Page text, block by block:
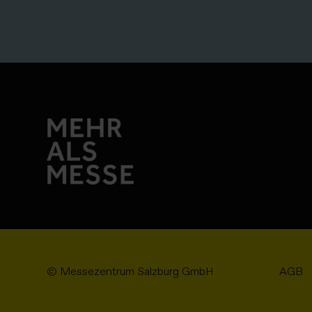
© Messezentrum Salzburg GmbH AGB